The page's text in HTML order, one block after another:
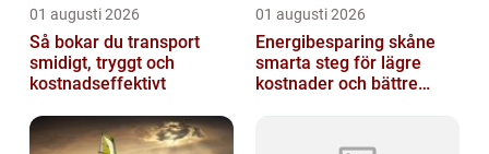
01 augusti 2026
Så bokar du transport
smidigt, tryggt och
kostnadseffektivt
01 augusti 2026
Energibesparing skåne
smarta steg för lägre
kostnader och bättre